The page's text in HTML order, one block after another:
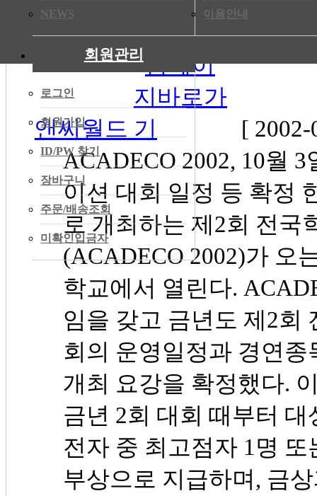
NEWS 이용안내
회원관리
로그인
회원가입
ID/PW 찾기
장바구니
주문/배송조회
미확인입금자
[국내뉴스] ACADECO
앤씨월드
[
ACADECO 2002, 10월
이션 대회 일정 등 확정
로 개최하는 제2회 전국
(ACADECO 2002)가 오
학교에서 열린다.
임을 갖고 금년도 제2회
회의 운영일정과 경연
개최 요강을 확정했다.
금년 2회 대회 때부터
전자 중 최고점자 1명
부상으로 지급하며, 금